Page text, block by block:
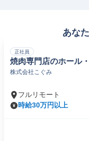
あな
正社員
焼肉専門店のホール
株式会社こぐみ
フルリモート
時給30万円以上